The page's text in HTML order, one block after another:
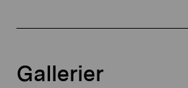
Gallerier